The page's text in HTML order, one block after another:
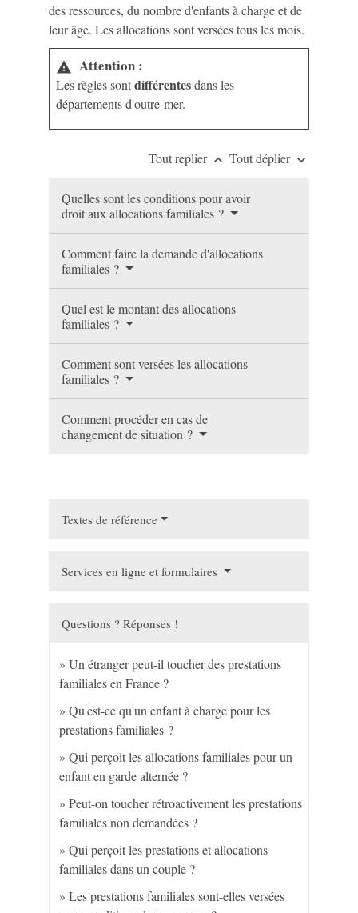
des ressources, du nombre d'enfants à charge et de
leur âge. Les allocations sont versées tous les mois.
warning Attention :
Les règles sontdifférentesdans les
départements d'outre-mer.
Tout replier keyboard_arrow_up Tout déplier keyboard_arrow_down
Quelles sont les conditions pour avoir
droit aux allocations familiales ?
Comment faire la demande d'allocations
familiales ?
Quel est le montant des allocations
familiales ?
Comment sont versées les allocations
familiales ?
Comment procéder en cas de
changement de situation ?
Textes de référence
Services en ligne et formulaires
Questions ? Réponses !
Un étranger peut-il toucher des prestations
familiales en France ?
Qu'est-ce qu'un enfant à charge pour les
prestations familiales ?
Qui perçoit les allocations familiales pour un
enfant en garde alternée ?
Peut-on toucher rétroactivement les prestations
familiales non demandées ?
Qui perçoit les prestations et allocations
familiales dans un couple ?
Les prestations familiales sont-elles versées